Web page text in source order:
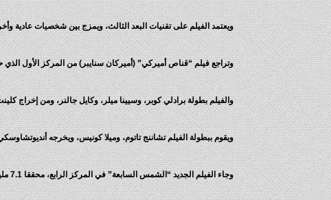
ويعتمد الفيلم على تقنيات البعد الثالث، ويمزج بين شخصيات عادية
وتراجع فيلم “قناص أميركي” (أميركان سنايبر) من المركز الأول الذي حافظ عليه
والفيلم بطولة برادلي كوبر، وسيينا ميلر، وكايل جالنر، ومن إخراج كلينت
ويقوم ببطولة الفيلم تشاننج تاتوم، وميلا كونيس، ويخرجه
وجاء الفيلم الجديد “الشمس السابعة” في المركز الرابع، محققا 7.1 مليون دولار. وأخرج الفيلم سيرغي بودروف، وشارك في بطولته بن بارنز، وجوليان مور، وجيف بريدجز.